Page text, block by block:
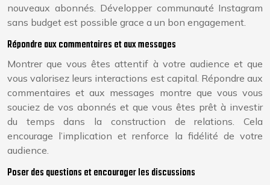
nouveaux abonnés. Développer communauté Instagram
sans budget est possible grace a un bon engagement.
Répondre aux commentaires et aux messages
Montrer que vous êtes attentif à votre audience et que
vous valorisez leurs interactions est capital. Répondre aux
commentaires et aux messages montre que vous vous
souciez de vos abonnés et que vous êtes prêt à investir
du temps dans la construction de relations. Cela
encourage l’implication et renforce la fidélité de votre
audience.
Poser des questions et encourager les discussions